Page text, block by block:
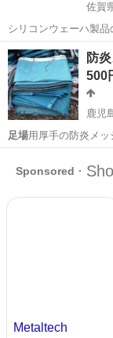
佐賀
シリコンウェーハ製品
やカップルとの応募
実♪業務はクリーンル
300円～の格安食堂あ
佐賀 伊万里市
防
500
鹿児
足場用厚手の防炎メッ